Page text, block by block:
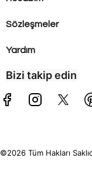
Sözleşmeler
Yardım
Bizi takip edin
©2026 Tüm Hakları